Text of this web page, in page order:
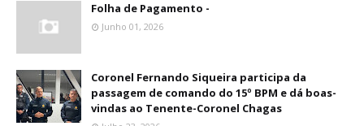
Folha de Pagamento -
Junho 01, 2026
Coronel Fernando Siqueira participa da
passagem de comando do 15º BPM e dá boas-
vindas ao Tenente-Coronel Chagas